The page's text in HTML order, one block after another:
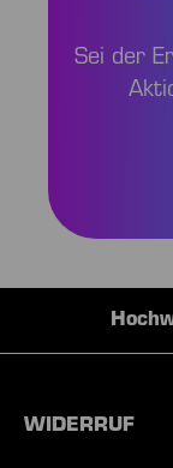
Sei der
WIDERRUF